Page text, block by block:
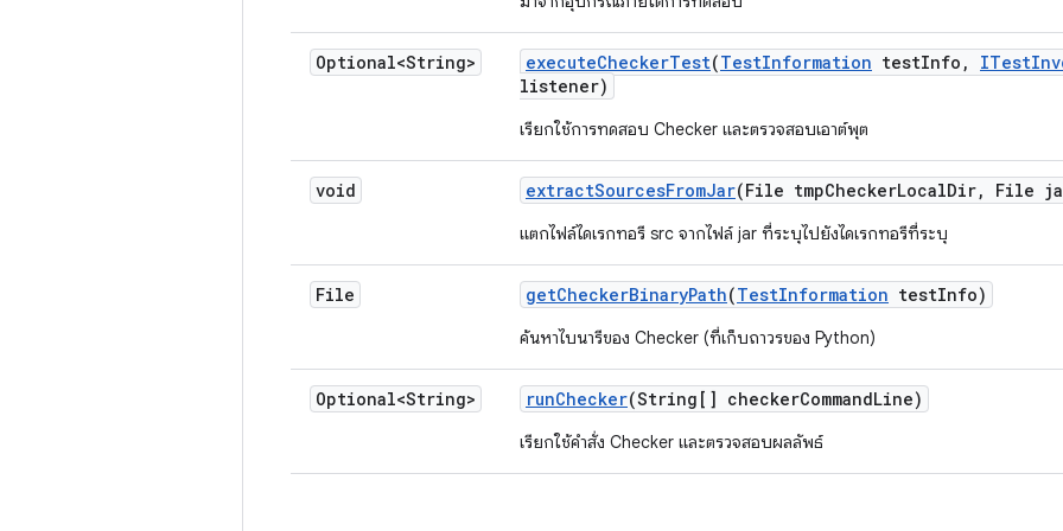
Optional<String> executeCheckerTest(TestInformation testInfo , ITest
listener)
เรียกใช้การทดสอบ Checker และตรวจสอบเอาต์พุต
void extractSourcesFromJar(File tmpCheckerLocalDir, File
แตกไฟล์ไดเรกทอรี src จากไฟล์ jar ที่ระบุไปยังไดเรกทอรีที่ระบุ
File getCheckerBinaryPath(TestInformation testInfo)
ค้นหาไบนารีของ Checker (ที่เก็บถาวรของ Python)
Optional<String> runChecker(String[] checkerCommandLine)
เรียกใช้คำสั่ง Checker และตรวจสอบผลลัพธ์